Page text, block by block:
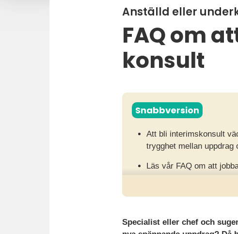
Anställd eller
FAQ om
konsult
Snabbversion
Att bli interimskonsult
trygghet mellan uppdrag
Läs vår FAQ om att
anställningsform som
Specialist eller chef och